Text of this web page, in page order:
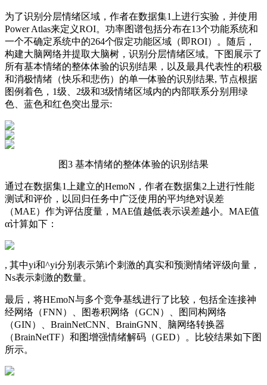
为了识别分层情绪区域，作者在数据集1上进行实验，并使用
Power Atlas来定义ROI。功率图谱包括分布在13个功能系统和
一个不确定系统中的264个假定功能区域（即ROI）。随后，
构建大脑网络并提取大脑树，识别分层情绪区域。下图展示了
所有基本情绪的整体体验的识别结果，以及最具代表性的积极
和消极情绪（快乐和悲伤）的单一体验的识别结果, 节点根据
图例着色，1级、2级和3级情绪区域内的内部联系分别用绿
色、蓝色和红色突出显示:
图3 基本情绪的整体体验的识别结果
通过在数据集1上建立的HemoN，作者在数据集2上进行性能
测试和评价，以回归任务中广泛使用的平均绝对误差
（MAE）作为评估度量，MAE值越低表示误差越小。MAE值
α计算如下：
, 其中yi和^yi分别表示第i个刺激的真实和预测情绪评级向量，
Ns表示刺激的数量。
最后，将HEmoN与多个竞争基线进行了比较，包括全连接神
经网络（FNN）、图卷积网络（GCN）、图同构网络
（GIN）、BrainNetCNN、BrainGNN、脑网络转换器
（BrainNetTF）和图增强情绪解码（GED）。比较结果如下图
所示。